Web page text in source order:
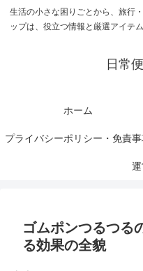
生活の小さな困りごとから、旅行
ップは、役立つ情報と厳選アイテ
日常
ホーム
プライバシーポリシー・免責
ゴムポンつるつる
る効果の全貌